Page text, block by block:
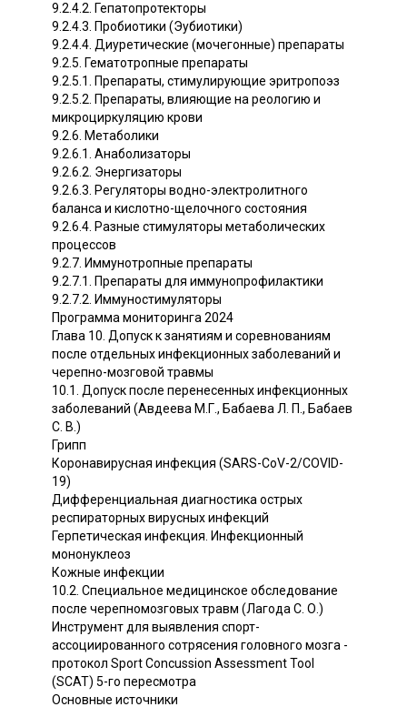
9.2.4.2. Гепатопротекторы
9.2.4.3. Пробиотики (Эубиотики)
9.2.4.4. Диуретические (мочегонные) препараты
9.2.5. Гематотропные препараты
9.2.5.1. Препараты, стимулирующие эритропоэз
9.2.5.2. Препараты, влияющие на реологию и
микроциркуляцию крови
9.2.6. Метаболики
9.2.6.1. Анаболизаторы
9.2.6.2. Энергизаторы
9.2.6.3. Регуляторы водно-электролитного
баланса и кислотно-щелочного состояния
9.2.6.4. Разные стимуляторы метаболических
процессов
9.2.7. Иммунотропные препараты
9.2.7.1. Препараты для иммунопрофилактики
9.2.7.2. Иммуностимуляторы
Программа мониторинга 2024
Глава 10. Допуск к занятиям и соревнованиям
после отдельных инфекционных заболеваний и
черепно-мозговой травмы
10.1. Допуск после перенесенных инфекционных
заболеваний (Авдеева М.Г., Бабаева Л. П., Бабаев
С. В.)
Грипп
Коронавирусная инфекция (SARS-CoV-2/COVID-
19)
Дифференциальная диагностика острых
респираторных вирусных инфекций
Герпетическая инфекция. Инфекционный
мононуклеоз
Кожные инфекции
10.2. Специальное медицинское обследование
после черепномозговых травм (Лагода С. О.)
Инструмент для выявления спорт-
ассоциированного сотрясения головного мозга -
протокол Sport Concussion Assessment Tool
(SCAT) 5-го пересмотра
Основные источники